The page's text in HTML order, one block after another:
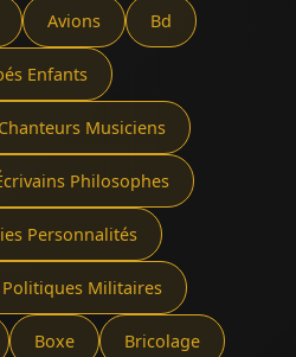
Avions Bd
Enfants
Musiciens
Philosophes
Personnalités
Militaires
Boxe Bricolage